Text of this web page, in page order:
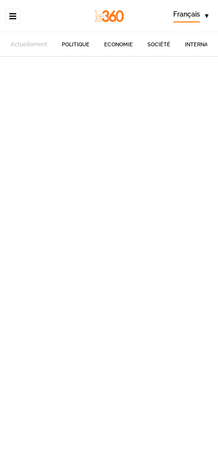
Français ▾
Actuellement POLITIQUE ECONOMIE SOCIÉTÉ